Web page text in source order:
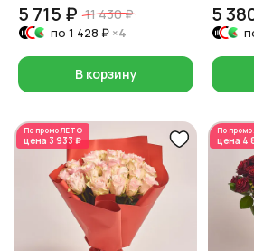
5 715 ₽ 11 430 ₽
по 1 428 ₽ ×4
В корзину
5
По промоЛЕТО
цена 3 933 ₽
По промо
цена 4